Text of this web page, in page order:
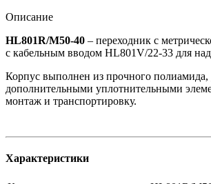
Описание
HL801R/M50-40 – переходник с
с кабельным вводом HL801V/22-33 для
Корпус выполнен из прочного
дополнительными уплотнительными
монтаж и транспортировку.
Характеристики